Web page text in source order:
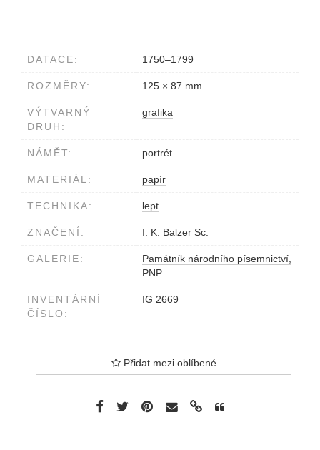
DATACE: 1750–1799
ROZMĚRY: 125 × 87 mm
VÝTVARNÝ
DRUH:
grafika
NÁMĚT: portrét
MATERIÁL: papír
TECHNIKA: lept
ZNAČENÍ: I. K. Balzer Sc.
GALERIE:
Památník národního písemnictví,
PNP
INVENTÁRNÍ
ČÍSLO:
IG 2669
Přidat mezi oblíbené